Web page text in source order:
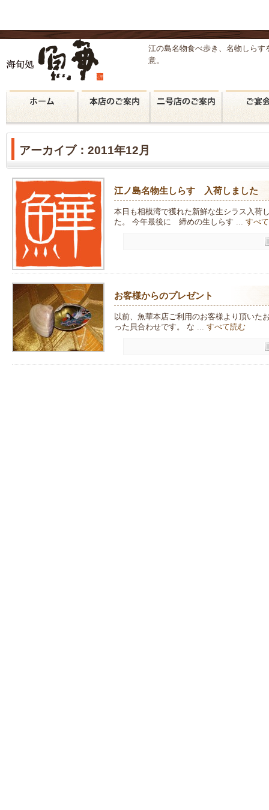
江の島名物食べ歩き、名物しらす
意。
アーカイブ：2011年12月
江ノ島名物生しらす 入荷しました
本日も相模湾で獲れた新鮮な生シラス入荷
た。 今年最後に 締めの生しらす ... すべ
お客様からのプレゼント
以前、魚華本店ご利用のお客様より頂い
った貝合わせです。 な ... すべて読む